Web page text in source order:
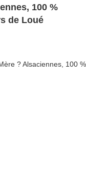
100 %
de Loué